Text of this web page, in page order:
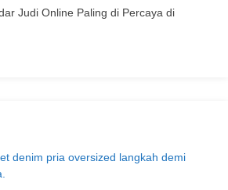
Judi Online Paling di Percaya di
denim pria oversized langkah demi